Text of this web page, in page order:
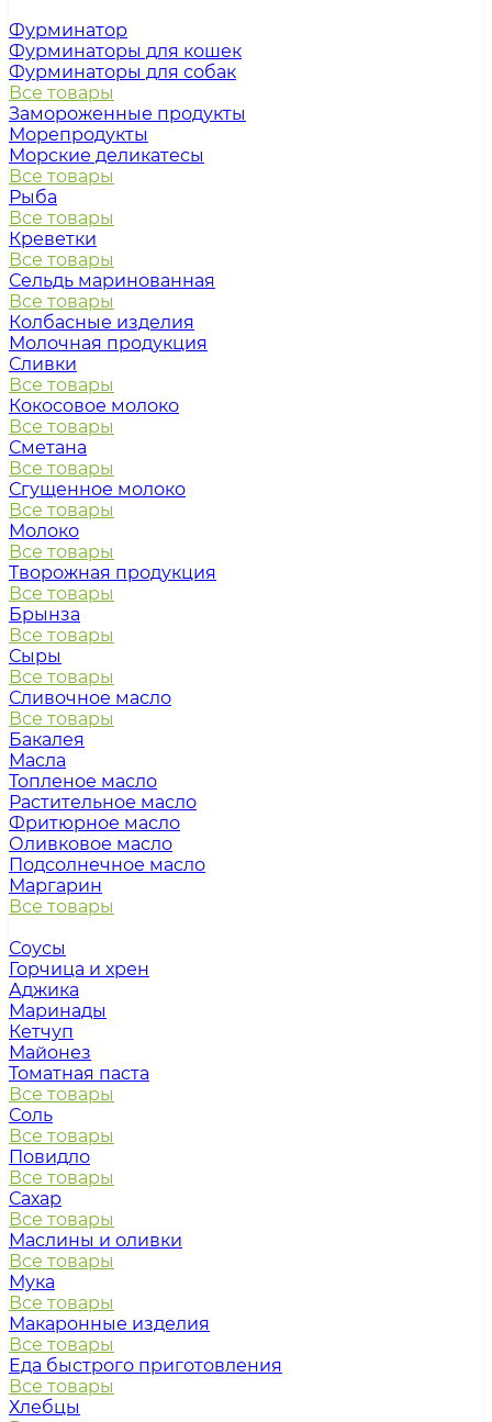
Фурминатор
Фурминаторы для кошек
Фурминаторы для собак
Все товары
Замороженные продукты
Морепродукты
Морские деликатесы
Все товары
Рыба
Все товары
Креветки
Все товары
Сельдь маринованная
Все товары
Колбасные изделия
Молочная продукция
Сливки
Все товары
Кокосовое молоко
Все товары
Сметана
Все товары
Сгущенное молоко
Все товары
Молоко
Все товары
Творожная продукция
Все товары
Брынза
Все товары
Сыры
Все товары
Сливочное масло
Все товары
Бакалея
Масла
Топленое масло
Растительное масло
Фритюрное масло
Оливковое масло
Подсолнечное масло
Маргарин
Все товары
Соусы
Горчица и хрен
Аджика
Маринады
Кетчуп
Майонез
Томатная паста
Все товары
Соль
Все товары
Повидло
Все товары
Сахар
Все товары
Маслины и оливки
Все товары
Мука
Все товары
Макаронные изделия
Все товары
Еда быстрого приготовления
Все товары
Хлебцы